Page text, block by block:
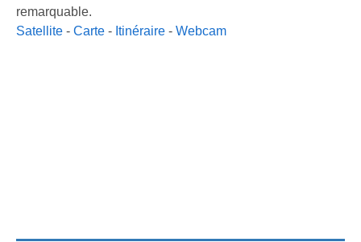
remarquable.
Satellite - Carte - Itinéraire - Webcam